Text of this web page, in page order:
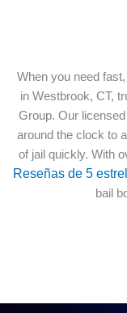
When you need
in Westbrook, CT,
Group. Our
around the clock to
of jail quickly. With
Reseñas de 5
bail